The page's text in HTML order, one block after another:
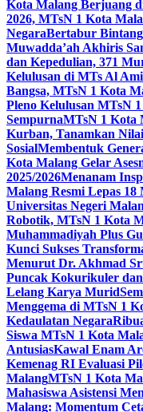
Kota Malang Berjuang
2026, MTsN 1 Kota
NegaraBertabur
Muwadda’ah Akhiris
dan Kepedulian, 371
Kelulusan di MTs Al
Bangsa, MTsN 1 Kota
Pleno Kelulusan MTsN
SempurnaMTsN 1 Kota
Kurban, Tanamkan
SosialMembentuk
Kota Malang Gelar
2025/2026Menanam
Malang Resmi Lepas 18
Universitas Negeri
Robotik, MTsN 1 Kota
Muhammadiyah Plus
Kunci Sukses
Menurut Dr. Akhmad
Puncak Kokurikuler
Lelang Karya Murid
Menggema di MTsN 1
Kedaulatan Negara
Siswa MTsN 1 Kota
AntusiasKawal Enam
Kemenag RI Evaluasi
MalangMTsN 1 Kota
Mahasiswa Asistensi
Malang: Momentum